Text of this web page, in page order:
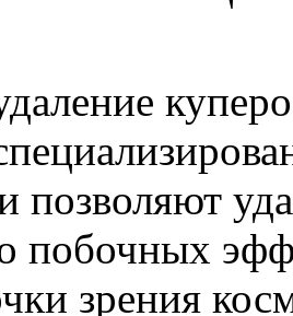
позволяют
побочных
зрения